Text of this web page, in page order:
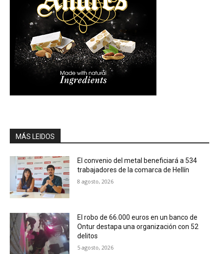
MÁS LEIDOS
El convenio del metal beneficiará a 534
trabajadores de la comarca de Hellín
8 agosto, 2026
El robo de 66.000 euros en un banco de
Ontur destapa una organización con 52
delitos
5 agosto, 2026